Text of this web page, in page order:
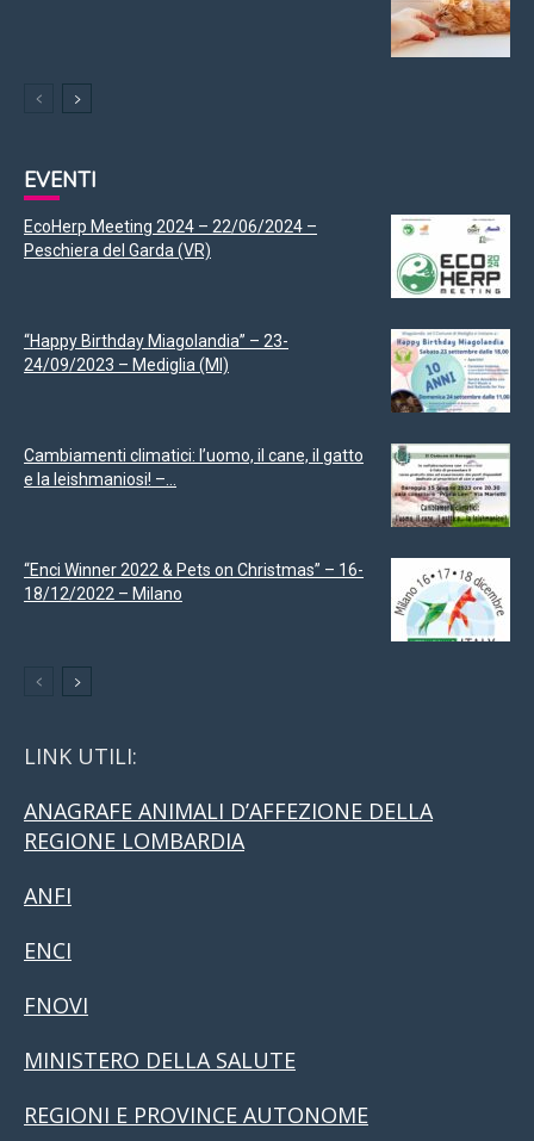
EVENTI
EcoHerp Meeting 2024 – 22/06/2024 –
Peschiera del Garda (VR)
“Happy Birthday Miagolandia” – 23-
24/09/2023 – Mediglia (MI)
Cambiamenti climatici: l’uomo, il cane, il gatto
e la leishmaniosi! –...
“Enci Winner 2022 & Pets on Christmas” – 16-
18/12/2022 – Milano
LINK UTILI:
ANAGRAFE ANIMALI D’AFFEZIONE DELLA
REGIONE LOMBARDIA
ANFI
ENCI
FNOVI
MINISTERO DELLA SALUTE
REGIONI E PROVINCE AUTONOME